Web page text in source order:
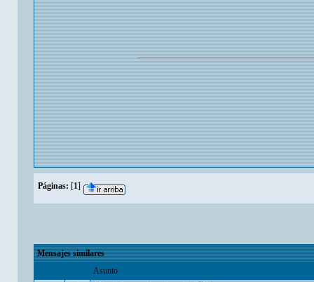
Páginas: [1]
Mensajes similares
Asunto